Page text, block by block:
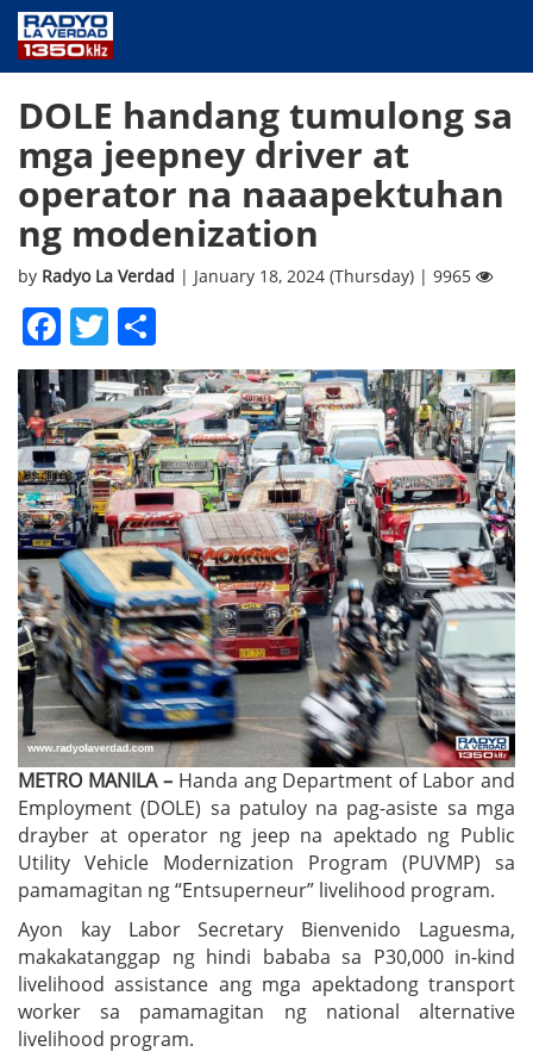
PUBLIC SERVICE
ANNOUNCEMENTS
PROGRAMS
ABOUT
CONTACT US
DOLE handang tumulong sa
mga jeepney driver at
operator na naaapektuhan
ng modenization
by Radyo La Verdad | January 18, 2024 (Thursday) | 9965
Facebook
Twitter
METRO MANILA – Handa ang Department of Labor and
Employment (DOLE) sa patuloy na pag-asiste sa mga
drayber at operator ng jeep na apektado ng Public
Utility Vehicle Modernization Program (PUVMP) sa
pamamagitan ng “Entsuperneur” livelihood program.
Ayon kay Labor Secretary Bienvenido Laguesma,
makakatanggap ng hindi bababa sa P30,000 in-kind
livelihood assistance ang mga apektadong transport
worker sa pamamagitan ng national alternative
livelihood program.